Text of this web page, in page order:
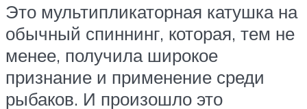
Это мультипликаторная катушка на
обычный спиннинг, которая, тем не
менее, получила широкое
признание и применение среди
рыбаков. И произошло это